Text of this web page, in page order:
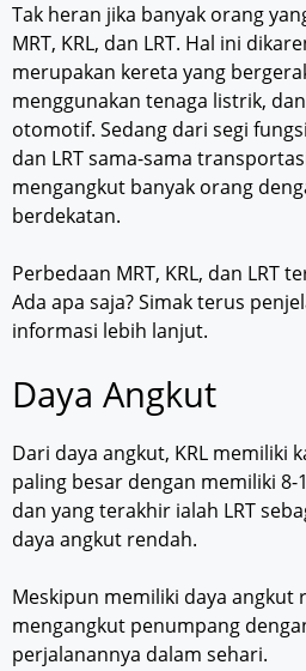
Tak heran jika banyak orang
MRT, KRL, dan LRT. Hal ini
merupakan kereta yang
menggunakan tenaga listrik,
otomotif. Sedang dari segi
dan LRT sama-sama
mengangkut banyak orang
berdekatan.
Perbedaan MRT, KRL, dan LRT
Ada apa saja? Simak terus
informasi lebih lanjut.
Daya Angkut
Dari daya angkut, KRL memiliki
paling besar dengan memiliki 8-
dan yang terakhir ialah LRT
daya angkut rendah.
Meskipun memiliki daya angkut
mengangkut penumpang
perjalanannya dalam sehari.